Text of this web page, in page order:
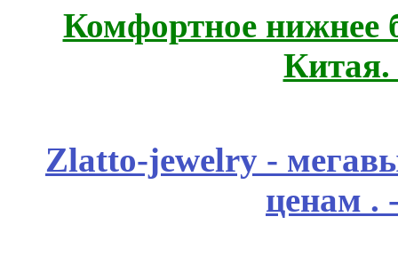
Комфортное нижнее
Zlatto-jewelry -
ценам .